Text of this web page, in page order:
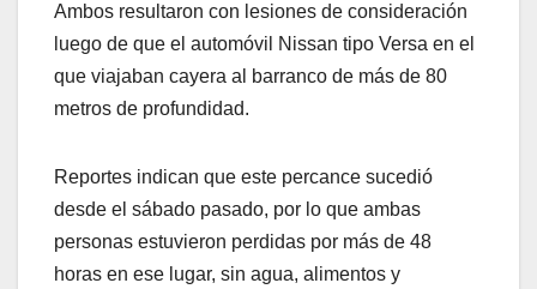
Ambos resultaron con lesiones de consideración
luego de que el automóvil Nissan tipo Versa en el
que viajaban cayera al barranco de más de 80
metros de profundidad.
Reportes indican que este percance sucedió
desde el sábado pasado, por lo que ambas
personas estuvieron perdidas por más de 48
horas en ese lugar, sin agua, alimentos y